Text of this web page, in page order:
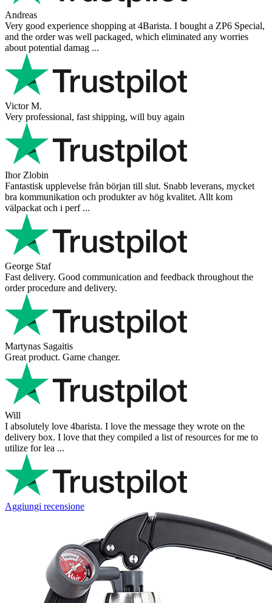
Andreas
Very good experience shopping at 4Barista. I bought a ZP6 Special,
and the order was well packaged, which eliminated any worries
about potential damag ...
Victor M.
Very professional, fast shipping, will buy again
Ihor Zlobin
Fantastisk upplevelse från början till slut. Snabb leverans, mycket
bra kommunikation och produkter av hög kvalitet. Allt kom
välpackat och i perf ...
George Staf
Fast delivery. Good communication and feedback throughout the
order procedure and delivery.
Martynas Sagaitis
Great product. Game changer.
Will
I absolutely love 4barista. I love the message they wrote on the
delivery box. I love that they compiled a list of resources for me to
utilize for lea ...
Aggiungi recensione